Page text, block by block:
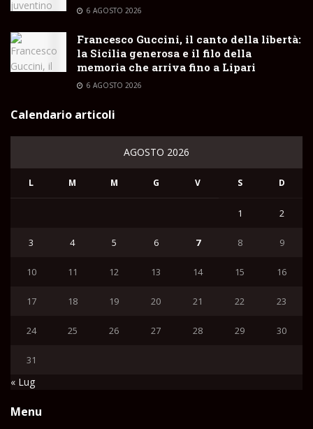
6 AGOSTO 2026
Francesco Guccini, il canto della libertà:
la Sicilia generosa e il filo della
memoria che arriva fino a Lipari
6 AGOSTO 2026
Calendario articoli
AGOSTO 2026
L M M G V S D
1 2
3 4 5 6 7 8 9
10 11 12 13 14 15 16
17 18 19 20 21 22 23
24 25 26 27 28 29 30
31
« Lug
Menu